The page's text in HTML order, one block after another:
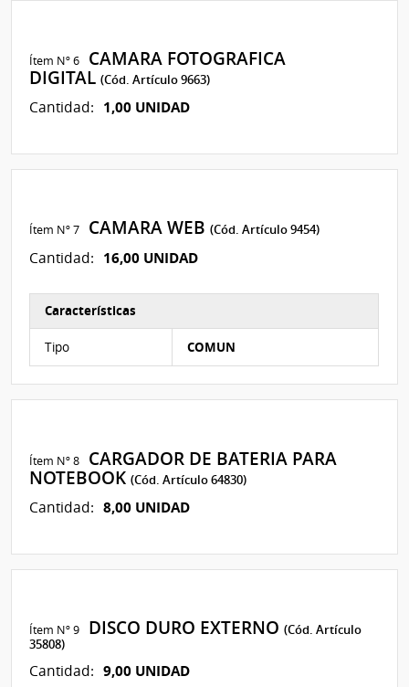
Ítem Nº 6
CAMARA FOTOGRAFICA
DIGITAL(Cód. Artículo 9663)
Cantidad: 1,00 UNIDAD
Ítem Nº 7 CAMARA WEB(Cód. Artículo 9454)
Cantidad: 16,00 UNIDAD
Características
Tipo COMUN
Ítem Nº 8
CARGADOR DE BATERIA PARA
NOTEBOOK(Cód. Artículo 64830)
Cantidad: 8,00 UNIDAD
Ítem Nº 9 DISCO DURO EXTERNO(Cód. Artículo
35808)
Cantidad: 9,00 UNIDAD